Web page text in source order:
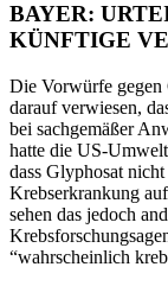
BAYER:
KÜNFTIGE
Die Vorwürfe gegen
darauf verwiesen,
bei sachgemäßer
hatte die US-
dass Glyphosat
Krebserkrankung
sehen das jedoch
“wahrscheinlich